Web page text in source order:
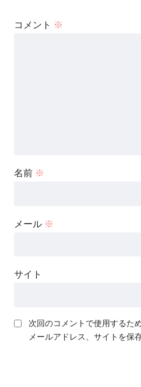
コメント ※
名前 ※
メール ※
サイト
次回のコメントで使用するた
メールアドレス、サイトを保